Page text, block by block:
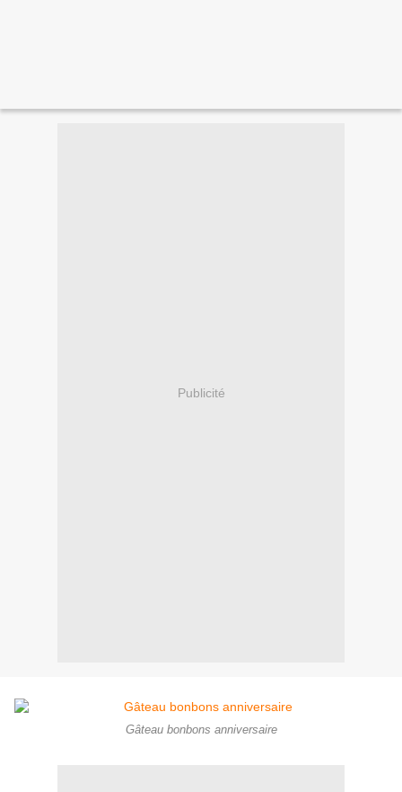
Publicité
Gâteau bonbons anniversaire